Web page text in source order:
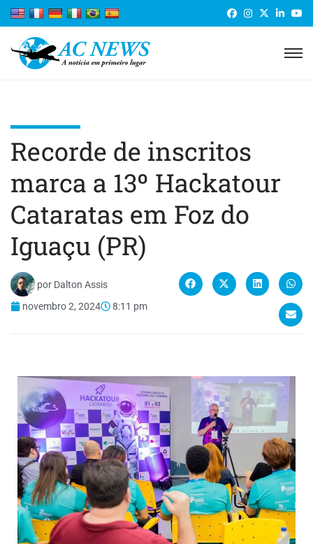
Recorde de inscritos
marca a 13º Hackatour
Cataratas em Foz do
Iguaçu (PR)
por Dalton Assis
novembro 2, 2024
8:11 pm